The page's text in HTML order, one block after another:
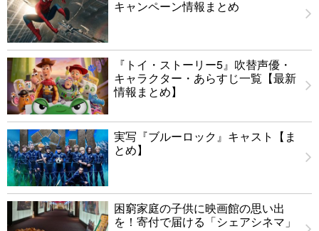
キャンペーン情報まとめ
『トイ・ストーリー5』吹替声優・
キャラクター・あらすじ一覧【最新
情報まとめ】
実写『ブルーロック』キャスト【ま
とめ】
困窮家庭の子供に映画館の思い出
を！寄付で届ける「シェアシネマ」